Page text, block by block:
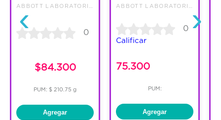
‹ 0
$84.300
PUM: $ 210.75 g
Agregar
0
Calificar
75.300
PUM:
Agregar
›